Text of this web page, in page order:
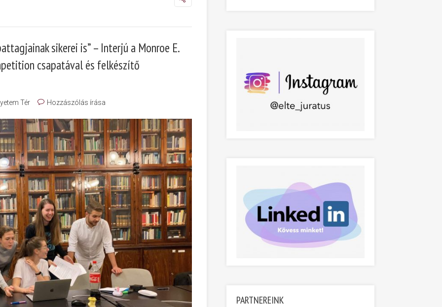
sikerei is” – Interjú a Monroe E.
csapatával és felkészítő
Tér Hozzászólás írása
PARTNEREINK